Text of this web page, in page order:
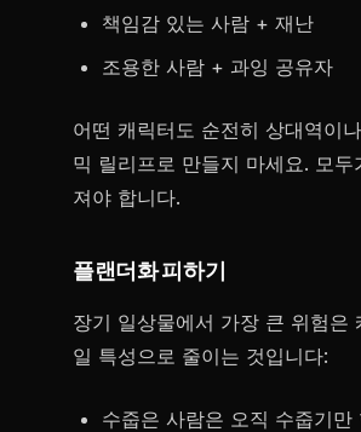
책임감 있는 사람 + 재난
조용한 사람 + 과잉 공유자
어떤 캐릭터도 순전히 상대역이
믹 릴리프로 만들지 마세요. 모두
져야 합니다.
플랜더화 피하기
장기 일상물에서 가장 큰 위험은
일 특성으로 줄이는 것입니다:
수줍은 사람은 오직 수줍기만